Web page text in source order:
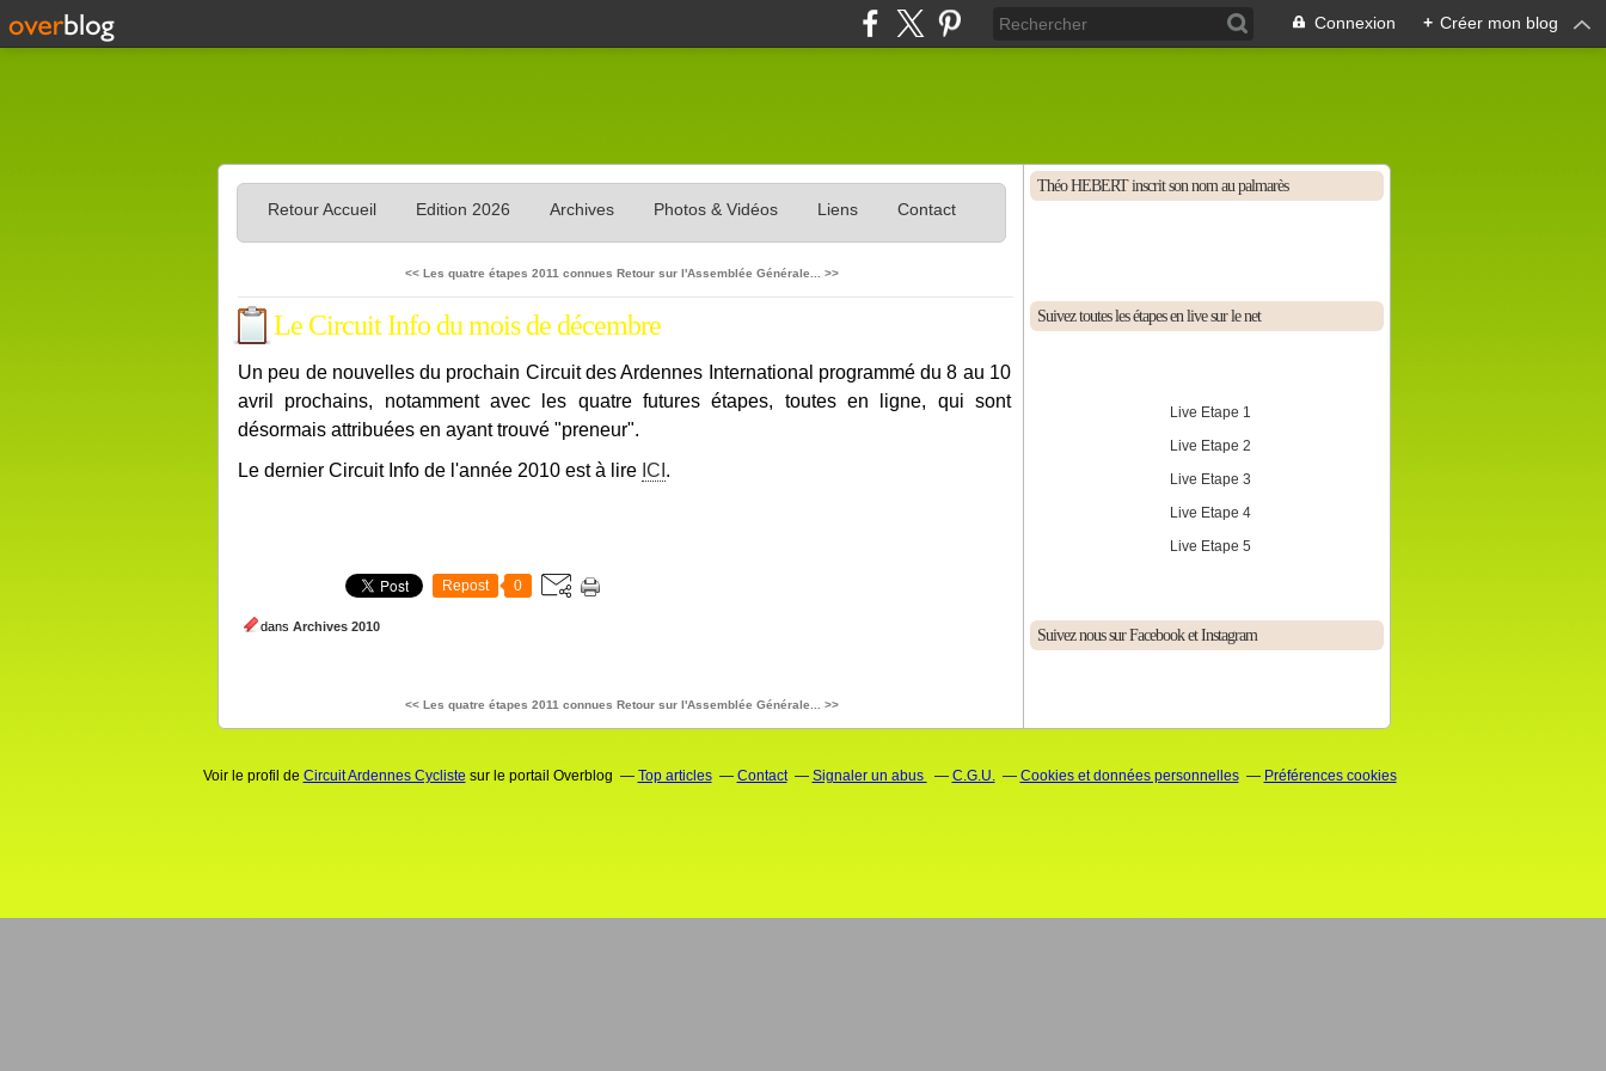
Connexion + Créer mon blog
Retour Accueil Edition 2026 Archives Photos & Vidéos Liens Contact
<< Les quatre étapes 2011 connues Retour sur l'Assemblée Générale... >>
Le Circuit Info du mois de décembre
Un peu de nouvelles du prochain Circuit des Ardennes International programmé du 8 au 10
avril prochains, notamment avec les quatre futures étapes, toutes en ligne, qui sont
désormais attribuées en ayant trouvé "preneur".
Le dernier Circuit Info de l'année 2010 est à lire ICI .
Repost 0
dans Archives 2010
<< Les quatre étapes 2011 connues Retour sur l'Assemblée Générale... >>
Théo HEBERT inscrit son nom au palmarès
Suivez toutes les étapes en live sur le net
Live Etape 1
Live Etape 2
Live Etape 3
Live Etape 4
Live Etape 5
Suivez nous sur Facebook et Instagram
Voir le profil de Circuit Ardennes Cycliste sur le portail Overblog Top articles Contact Signaler un abus C.G.U. Cookies et données personnelles Préférences cookies